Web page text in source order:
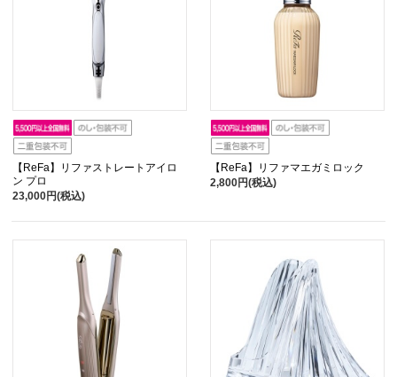
【ReFa】リファストレートアイロ
ン プロ
23,000円(税込)
【ReFa】リファマエガミロック
2,800円(税込)